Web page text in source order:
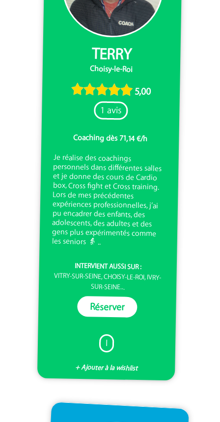
TERRY
Choisy-le-Roi
5,00
1 avis
Coaching dès 71,14 €/h
Je réalise des coachings
personnels dans différentes salles
et je donne des cours de Cardio
box, Cross fight et Cross training.
Lors de mes précédentes
expériences professionnelles, j’ai
pu encadrer des enfants, des
adolescents, des adultes et des
gens plus expérimentés comme
les seniors 👵 ..
INTERVIENT AUSSI SUR :
VITRY-SUR-SEINE, CHOISY-LE-ROI, IVRY-
SUR-SEINE...
Réserver
I
+ Ajouter à la wishlist